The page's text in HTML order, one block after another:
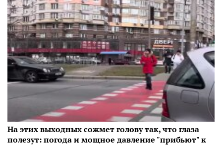
На этих выходных сожмет голову так, что глаза
полезут: погода и мощное давление "прибьют" к